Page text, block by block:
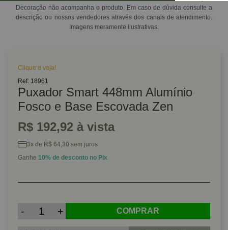
Decoração não acompanha o produto. Em caso de dúvida consulte a
descrição ou nossos vendedores através dos canais de atendimento.
Imagens meramente ilustrativas.
Clique e veja!
Ref: 18961
Puxador Smart 448mm Alumínio
Fosco e Base Escovada Zen
R$ 192,92 à vista
3x de R$ 64,30 sem juros
Ganhe 10% de desconto no Pix
- + COMPRAR